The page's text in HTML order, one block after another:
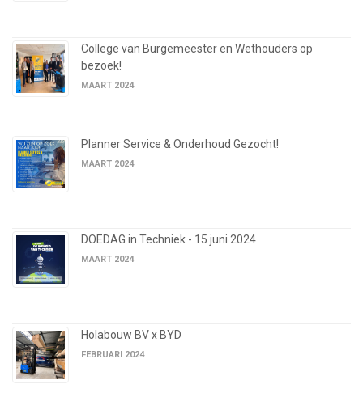
College van Burgemeester en Wethouders op
bezoek!
MAART 2024
Planner Service & Onderhoud Gezocht!
MAART 2024
DOEDAG in Techniek - 15 juni 2024
MAART 2024
Holabouw BV x BYD
FEBRUARI 2024